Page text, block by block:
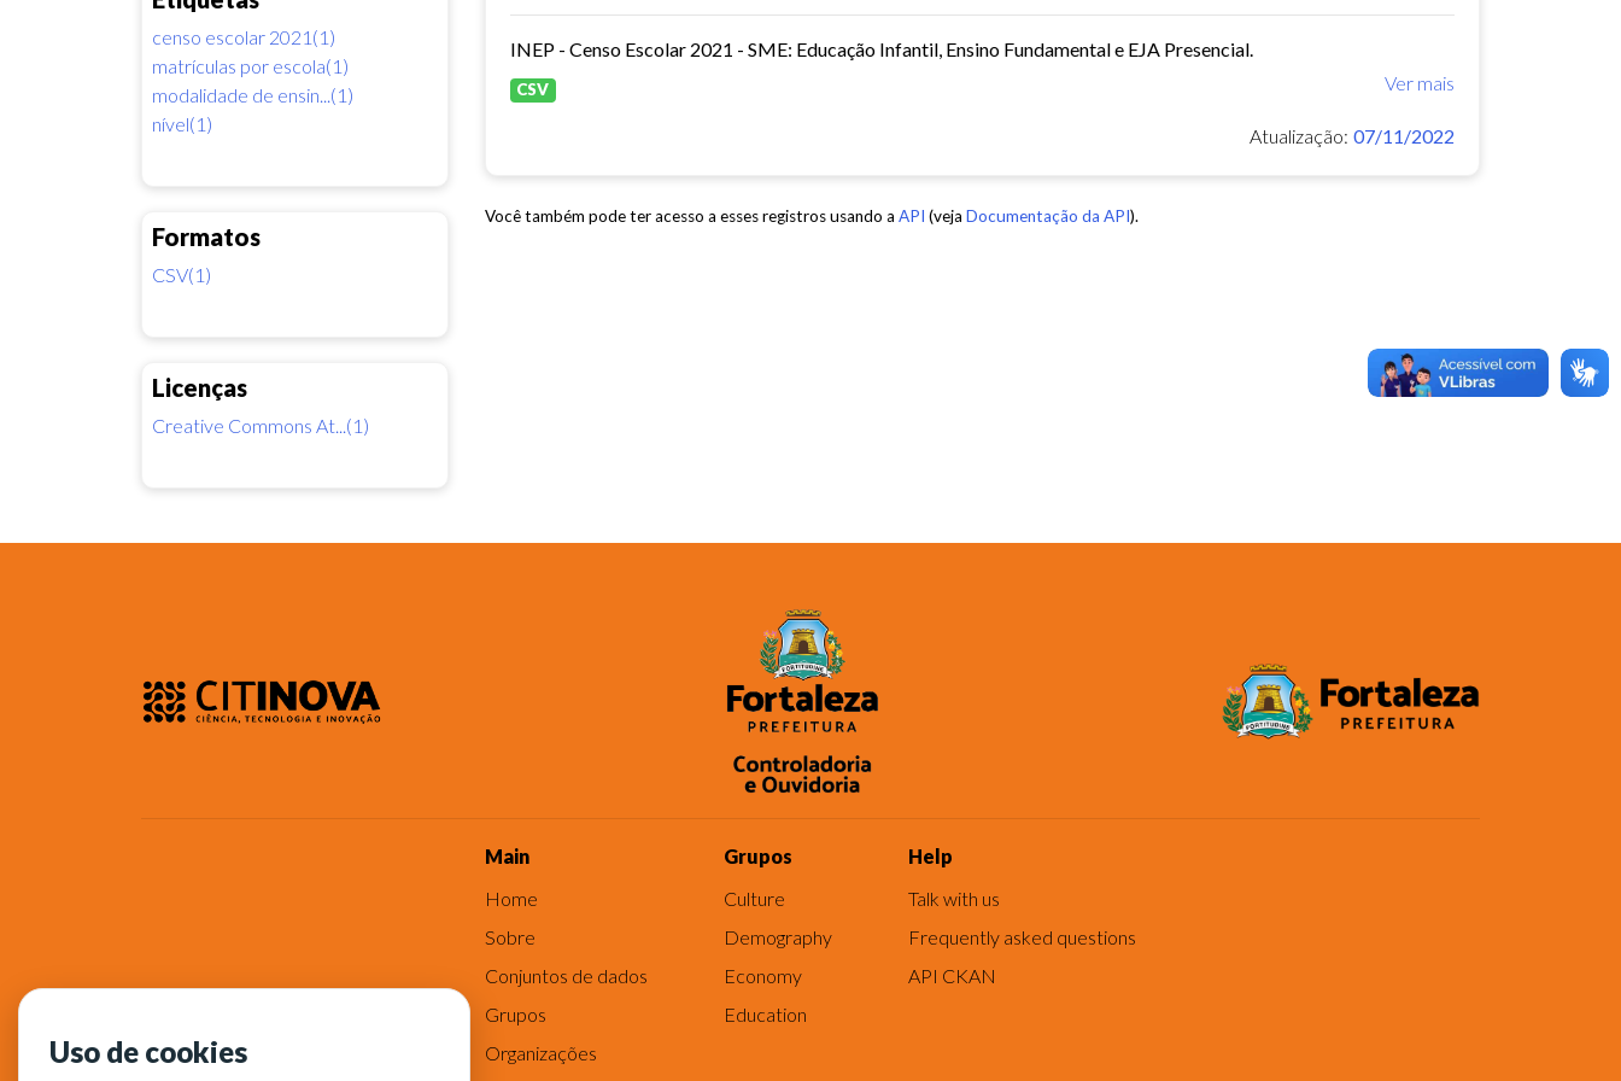
censo escolar 2021(1)
matrículas por escola(1)
modalidade de ensin...(1)
nível(1)
Formatos
CSV(1)
Licenças
Creative Commons At...(1)
INEP - Censo Escolar 2021 - SME: Educação Infantil, Ensino Fundamental e EJA Presencial.
Ver mais
CSV
Atualização: 07/11/2022
Você também pode ter acesso a esses registros usando a API (veja Documentação da API).
Main
Home
Sobre
Conjuntos de dados
Grupos
Organizações
Grupos
Culture
Demography
Economy
Education
Help
Talk with us
Frequently asked questions
API CKAN
Uso de cookies